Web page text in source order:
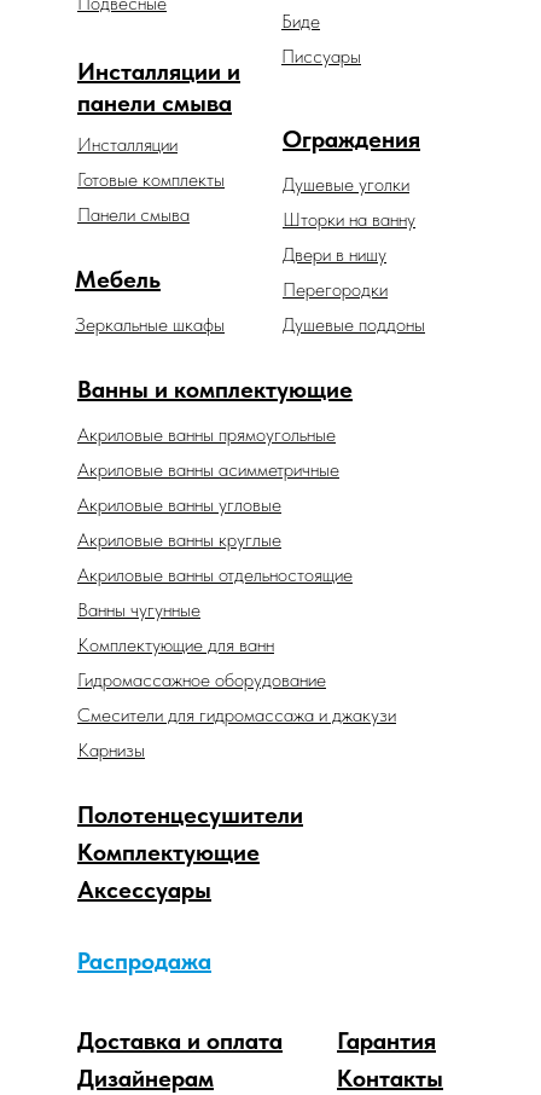
Ванны и комплектующие
Акриловые ванны прямоугольные
Зеркальные шкафы
Мебель
Ограждения
Душевые уголки
Шторки на ванну
Двери в нишу
Перегородки
Аксессуары
Распродажа
Комплектующие
Дизайнерам
Доставка и оплата
Гарантия
Контакты
Биде
Душевые поддоны
Акриловые ванны отдельностоящие
Акриловые ванны асимметричные
Акриловые ванны угловые
Акриловые ванны круглые
Ванны чугунные
Комплектующие для ванн
Гидромассажное оборудование
Смесители для гидромассажа и джакузи
Карнизы
Полотенцесушители
Инсталляции и
панели смыва
Инсталляции
Готовые комплекты
Панели смыва
Писсуары